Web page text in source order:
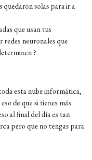
quedaron solas para ir a
que usan tus
neuronales que
?
esta nube informática,
de que si tienes más
al final del día es tan
pero que no tengas para